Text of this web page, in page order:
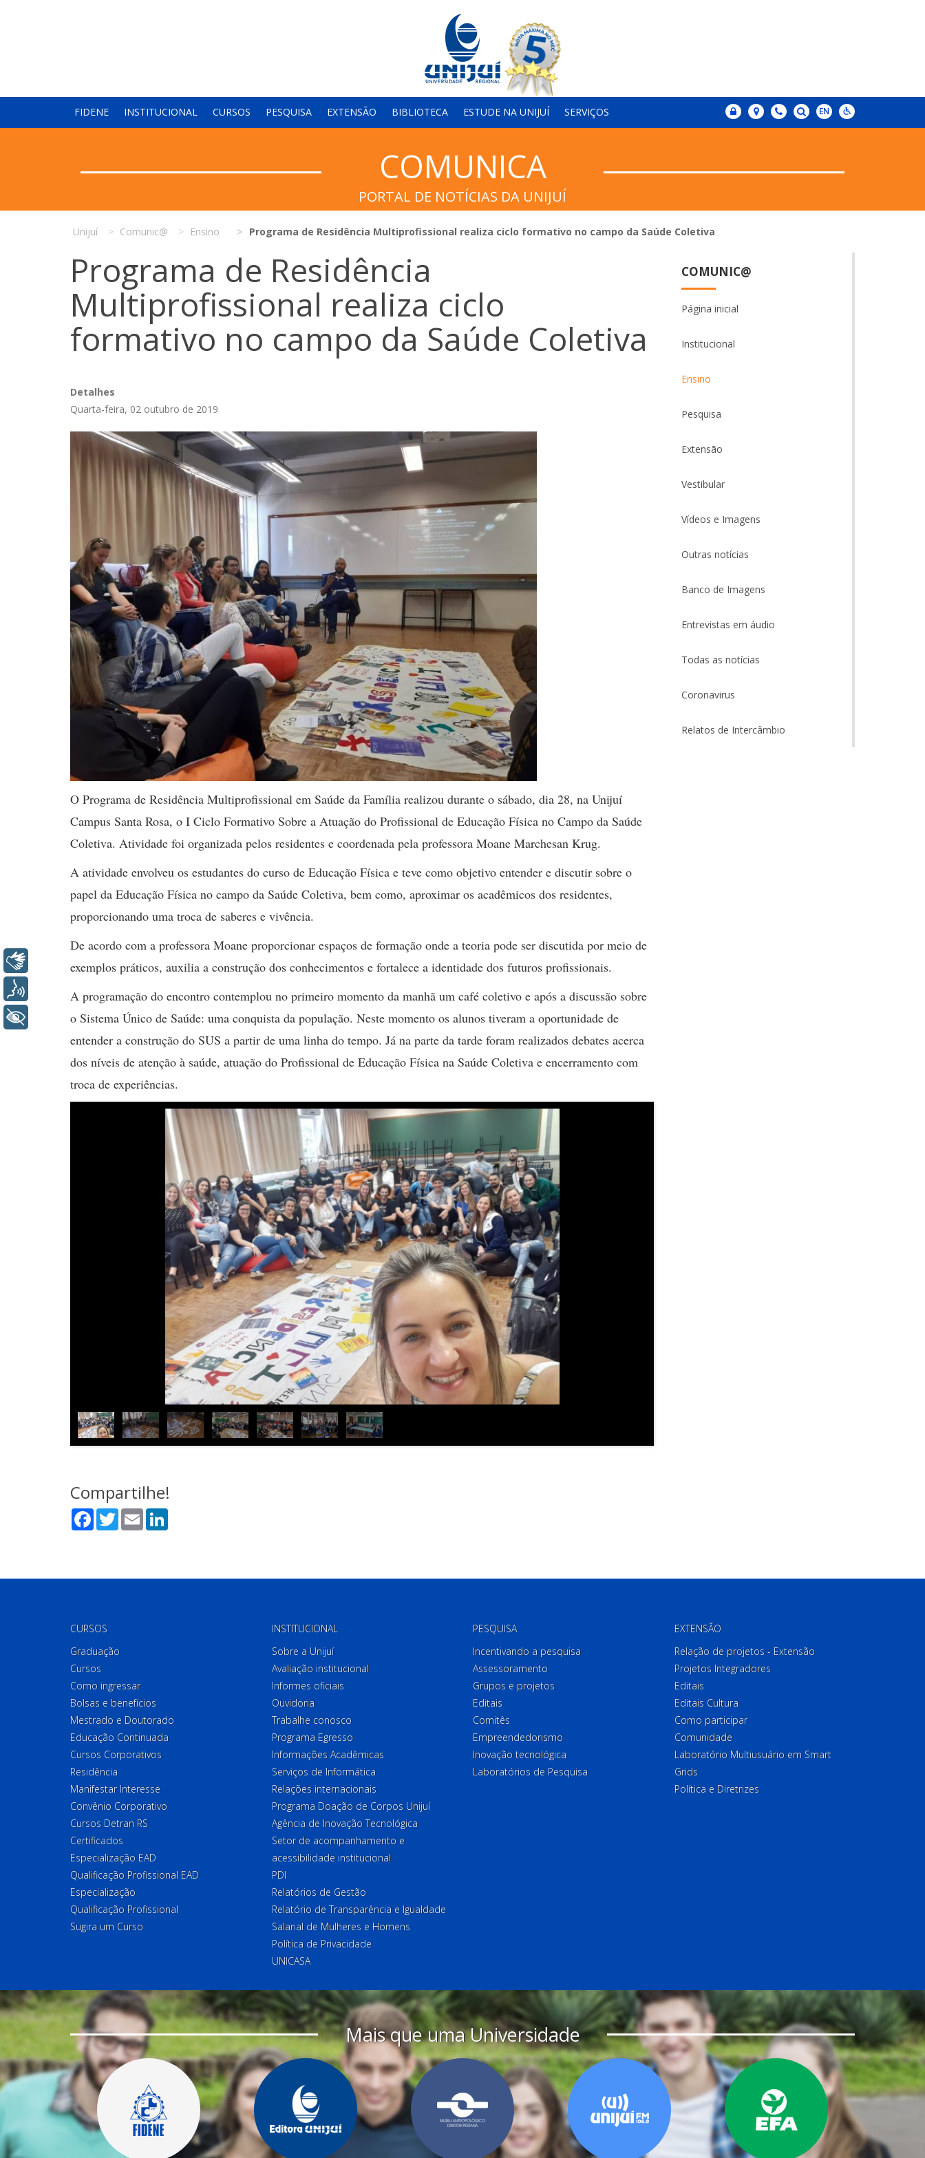
FIDENE INSTITUCIONAL CURSOS PESQUISA EXTENSÃO BIBLIOTECA ESTUDE NA UNIJUÍ SERVIÇOS
COMUNICA
PORTAL DE NOTÍCIAS DA UNIJUÍ
Unijuí Comunic@ Ensino Programa de Residência Multiprofissional realiza ciclo formativo no campo da Saúde Coletiva
Programa de Residência
Multiprofissional realiza ciclo
formativo no campo da Saúde Coletiva
Detalhes
Quarta-feira, 02 outubro de 2019
O Programa de Residência Multiprofissional em Saúde da Família realizou durante o sábado, dia 28, na Unijuí
Campus Santa Rosa, o I Ciclo Formativo Sobre a Atuação do Profissional de Educação Física no Campo da Saúde
Coletiva. Atividade foi organizada pelos residentes e coordenada pela professora Moane Marchesan Krug.
A atividade envolveu os estudantes do curso de Educação Física e teve como objetivo entender e discutir sobre o
papel da Educação Física no campo da Saúde Coletiva, bem como, aproximar os acadêmicos dos residentes,
proporcionando uma troca de saberes e vivência.
De acordo com a professora Moane proporcionar espaços de formação onde a teoria pode ser discutida por meio de
exemplos práticos, auxilia a construção dos conhecimentos e fortalece a identidade dos futuros profissionais.
A programação do encontro contemplou no primeiro momento da manhã um café coletivo e após a discussão sobre
o Sistema Único de Saúde: uma conquista da população. Neste momento os alunos tiveram a oportunidade de
entender a construção do SUS a partir de uma linha do tempo. Já na parte da tarde foram realizados debates acerca
dos níveis de atenção à saúde, atuação do Profissional de Educação Física na Saúde Coletiva e encerramento com
troca de experiências.
Compartilhe!
Facebook
TwitterEmail
COMUNIC@
Página inicial
Institucional
Ensino
Pesquisa
Extensão
Vestibular
Vídeos e Imagens
Outras notícias
Banco de Imagens
Entrevistas em áudio
Todas as notícias
Coronavirus
Relatos de Intercâmbio
CURSOS
Graduação
Cursos
Como ingressar
Bolsas e benefícios
Mestrado e Doutorado
Educação Continuada
Cursos Corporativos
Residência
Manifestar Interesse
Convênio Corporativo
Cursos Detran RS
Certificados
Especialização EAD
Qualificação Profissional EAD
Especialização
Qualificação Profissional
Sugira um Curso
INSTITUCIONAL
Sobre a Unijuí
Avaliação institucional
Informes oficiais
Ouvidoria
Trabalhe conosco
Programa Egresso
Informações Acadêmicas
Serviços de Informática
Relações internacionais
Programa Doação de Corpos Unijuí
Agência de Inovação Tecnológica
Setor de acompanhamento e
acessibilidade institucional
PDI
Relatórios de Gestão
Relatório de Transparência e Igualdade
Salarial de Mulheres e Homens
Política de Privacidade
UNICASA
PESQUISA
Incentivando a pesquisa
Assessoramento
Grupos e projetos
Editais
Comitês
Empreendedorismo
Inovação tecnológica
Laboratórios de Pesquisa
EXTENSÃO
Relação de projetos - Extensão
Projetos Integradores
Editais
Editais Cultura
Como participar
Comunidade
Laboratório Multiusuário em Smart
Grids
Política e Diretrizes
Mais que uma Universidade
+ Acessibilidade